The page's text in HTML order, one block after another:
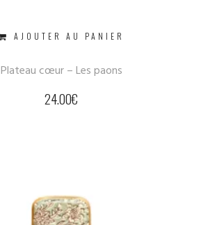
AJOUTER AU PANIER
Plateau cœur – Les paons
24.00€